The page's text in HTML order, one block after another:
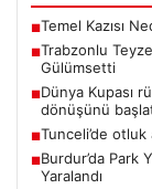
■Temel Kazısı
■Trabzonlu
Gülümsetti
■Dünya Kupası
dönüşünü
■Tunceli’de
■Burdur’da Park
Yaralandı